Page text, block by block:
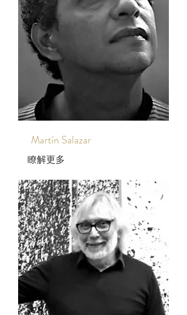
Martín Salazar
瞭解更多